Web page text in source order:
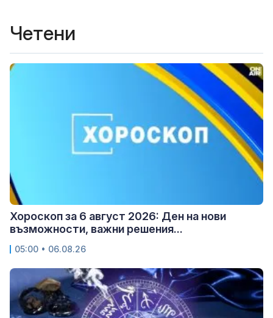
Четени
Хороскоп за 6 август 2026: Ден на нови
възможности, важни решения...
05:00 • 06.08.26